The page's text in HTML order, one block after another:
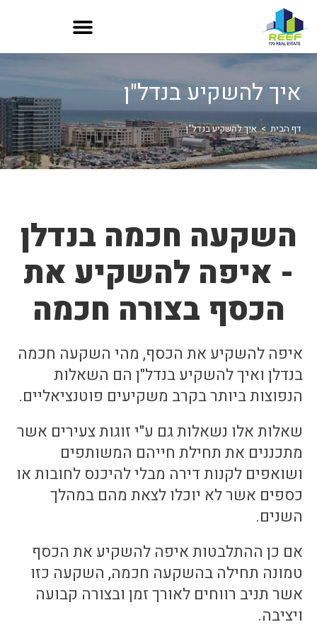
איך להשקיע בנדל"ן
דף הבית > איך להשקיע בנדל"ן
השקעה חכמה בנדלן
- איפה להשקיע את
הכסף בצורה חכמה
איפה להשקיע את הכסף, מהי השקעה חכמה
בנדלן ואיך להשקיע בנדל"ן הם השאלות
הנפוצות ביותר בקרב משקיעים פוטנציאליים.
שאלות אלו נשאלות גם ע"י זוגות צעירים אשר
מתכננים את תחילת חייהם המשותפים
ושואפים לקנות דירה מבלי להיכנס לחובות או
כספים אשר לא יוכלו לצאת מהם במהלך
השנים.
אם כן ההתלבטות איפה להשקיע את הכסף
טמונה תחילה בהשקעה חכמה, השקעה כזו
אשר תניב רווחים לאורך זמן ובצורה קבועה
ויציבה.